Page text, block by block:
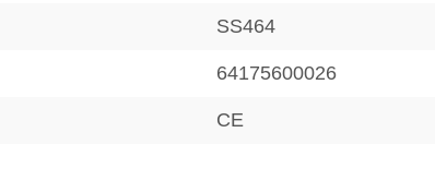
SS464
64175600026
CE